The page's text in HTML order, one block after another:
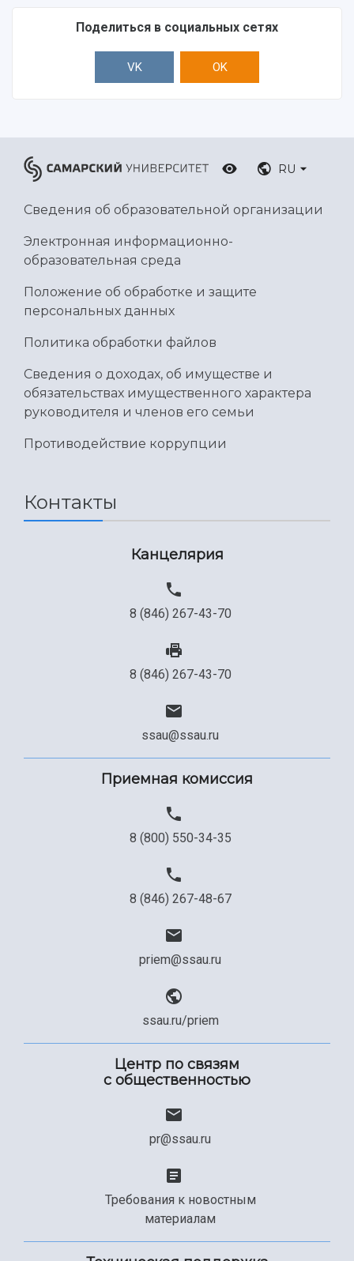
Поделиться в социальных сетях
VK OK
RU
Сведения об образовательной организации
Электронная информационно-
образовательная среда
Положение об обработке и защите
персональных данных
Политика обработки файлов
Сведения о доходах, об имуществе и
обязательствах имущественного характера
руководителя и членов его семьи
Противодействие коррупции
Контакты
Канцелярия
8 (846) 267-43-70
8 (846) 267-43-70
ssau@ssau.ru
Приемная комиссия
8 (800) 550-34-35
8 (846) 267-48-67
priem@ssau.ru
ssau.ru/priem
Центр по связям
с общественностью
pr@ssau.ru
Требования к новостным
материалам